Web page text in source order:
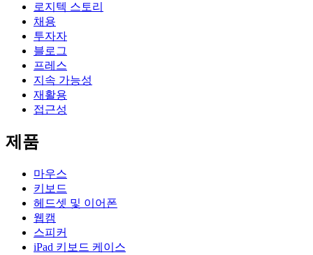
로지텍 스토리
채용
투자자
블로그
프레스
지속 가능성
재활용
접근성
제품
마우스
키보드
헤드셋 및 이어폰
웹캠
스피커
iPad 키보드 케이스